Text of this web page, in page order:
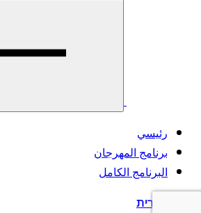
رئيسي
برنامج المهرجان
البرنامج الكامل
עברית